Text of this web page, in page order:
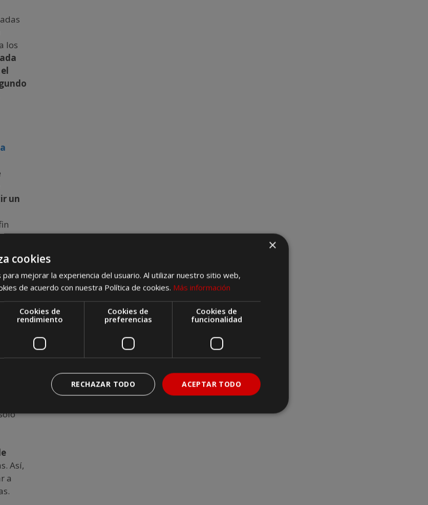
los
un
se
a tus
Así,
a
×
cookies
mejorar la experiencia del usuario. Al utilizar nuestro sitio web,
de acuerdo con nuestra Política de cookies. Más información
Cookies de
rendimiento
Cookies de
preferencias
Cookies de
funcionalidad
ACEPTAR TODO
RECHAZAR TODO